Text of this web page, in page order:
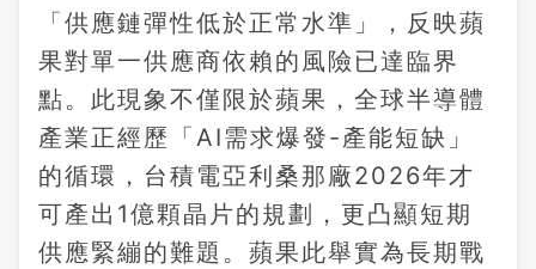
「供應鏈彈性低於正常水準」，反映蘋
果對單一供應商依賴的風險已達臨界
點。此現象不僅限於蘋果，全球半導體
產業正經歷「AI需求爆發-產能短缺」
的循環，台積電亞利桑那廠2026年才
可產出1億顆晶片的規劃，更凸顯短期
供應緊繃的難題。蘋果此舉實為長期戰